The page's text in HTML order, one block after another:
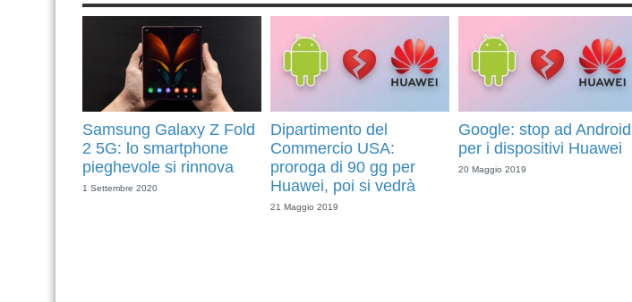
Samsung Galaxy Z Fold
2 5G: lo smartphone
pieghevole si rinnova
1 Settembre 2020
Dipartimento del
Commercio USA:
proroga di 90 gg per
Huawei, poi si vedrà
21 Maggio 2019
Google: stop ad Android
per i dispositivi Huawei
20 Maggio 2019